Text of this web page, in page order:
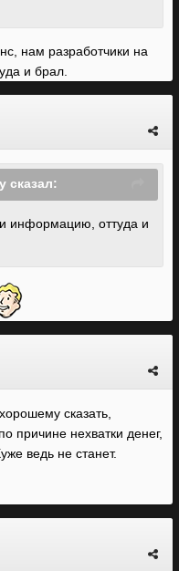
нам разработчики на
и брал.
сказал:
информацию, оттуда и
сказать,
причине нехватки денег,
ведь не станет.